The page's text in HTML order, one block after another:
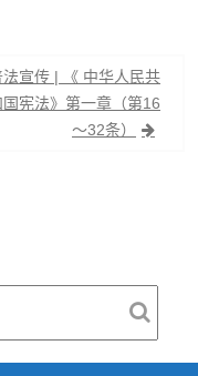
法宣传 | 《 中华人民共
国宪法》第一章（第16
～32条）